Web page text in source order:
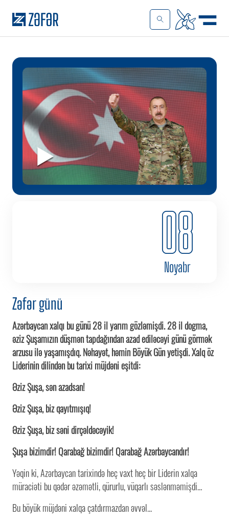
08
Noyabr
Zəfər günü
Azərbaycan xalqı bu günü 28 il yarım gözləmişdi. 28 il dogma,
əziz Şuşamızın düşmən tapdağından azad ediləcəyi günü görmək
arzusu ilə yaşamışdıq. Nəhayət, həmin Böyük Gün yetişdi. Xalq öz
Liderinin dilindən bu tarixi müjdəni eşitdi:
Əziz Şuşa, sən azadsan!
Əziz Şuşa, biz qayıtmışıq!
Əziz Şuşa, biz səni dirçəldəcəyik!
Şuşa bizimdir! Qarabağ bizimdir! Qarabağ Azərbaycandır!
Yəqin ki, Azərbaycan tarixində heç vaxt heç bir Liderin xalqa
müraciəti bu qədər əzəmətli, qürurlu, vüqarlı səslənməmişdi…
Bu böyük müjdəni xalqa çatdırmazdan əvvəl...